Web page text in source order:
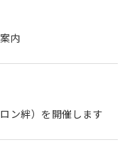
内
ン絆）を開催します